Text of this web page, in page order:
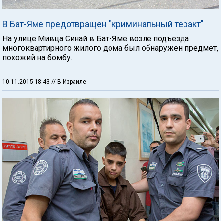
В Бат-Яме предотвращен "криминальный теракт"
На улице Мивца Синай в Бат-Яме возле подъезда
многоквартирного жилого дома был обнаружен предмет,
похожий на бомбу.
10.11.2015 18:43 // В Израиле